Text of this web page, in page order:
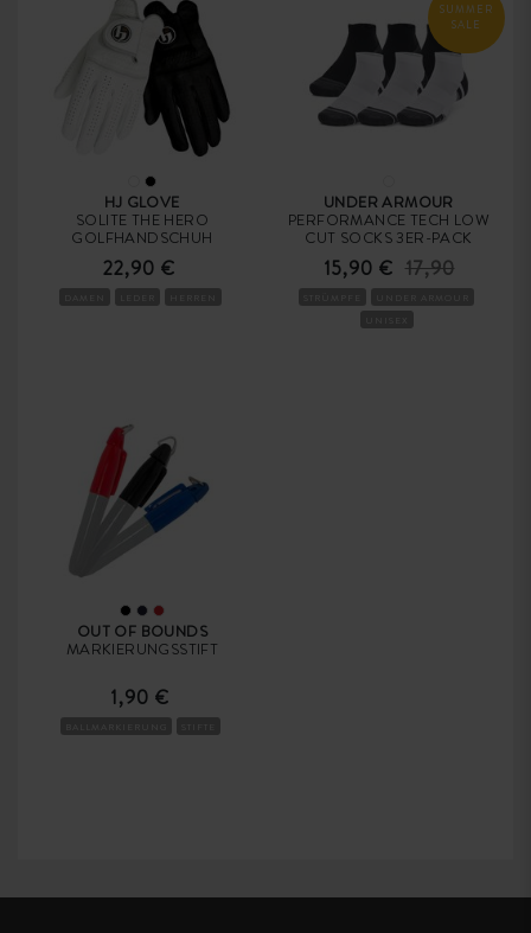
HJ GLOVE
SOLITE THE HERO
GOLFHANDSCHUH
22,90 €
SUMMER
SALE
UNDER ARMOUR
PERFORMANCE TECH LOW
CUT SOCKS 3ER-PACK
15,90 € 17,90
OUT OF BOUNDS
MARKIERUNGSSTIFT
1,90 €